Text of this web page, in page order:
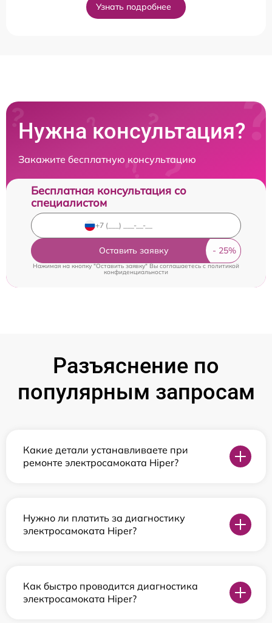
Узнать подробнее
Нужна консультация?
Закажите бесплатную консультацию
Бесплатная консультация со
специалистом
Оставить заявку
Нажимая на кнопку "Оставить заявку" Вы соглашаетесь cполитикой
конфиденциальности
Разъяснение по
популярным запросам
Какие детали устанавливаете при
ремонте электросамоката Hiper?
Нужно ли платить за диагностику
электросамоката Hiper?
Как быстро проводится диагностика
электросамоката Hiper?